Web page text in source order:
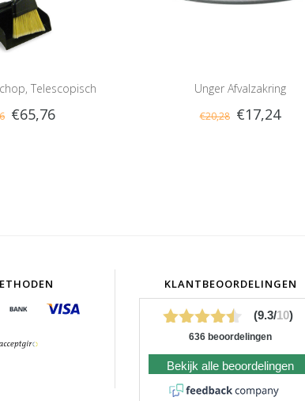
Telescopisch
€65,76
Unger Afvalzakring
€20,28 €17,24
KLANTBEOORDELINGEN
(9.3/10)
636 beoordelingen
Bekijk alle beoordelingen